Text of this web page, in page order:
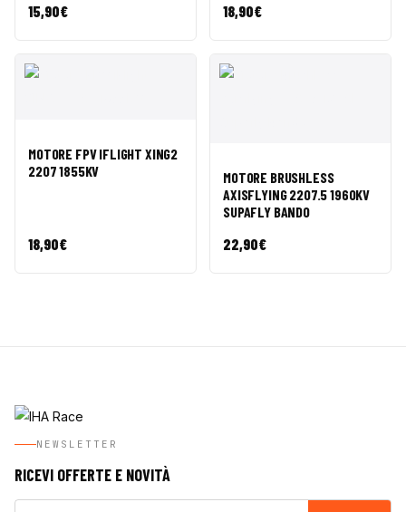
15,90€ 18,90€
CARRELLO
MOTORE FPV IFLIGHT XING2
2207 1855KV
18,90€
CARRELLO
MOTORE BRUSHLESS
AXISFLYING 2207.5 1960KV
SUPAFLY BANDO
22,90€
NEWSLETTER
RICEVI OFFERTE E NOVITÀ